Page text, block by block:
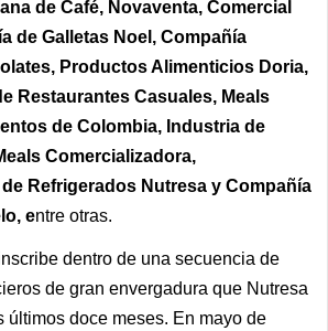
de Café, Novaventa, Comercial
de Galletas Noel, Compañía
Productos Alimenticios Doria,
Restaurantes Casuales, Meals
de Colombia, Industria de
Comercializadora,
Refrigerados Nutresa y Compañía
entre otras.
dentro de una secuencia de
de gran envergadura que Nutresa
últimos doce meses. En mayo de